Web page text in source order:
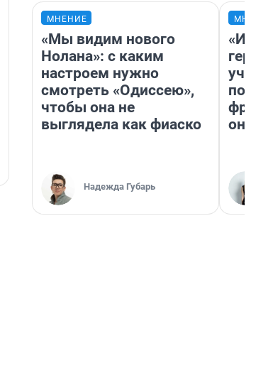
МНЕНИЕ
«Мы видим нового
Нолана»: с каким
настроем нужно
смотреть «Одиссею»,
чтобы она не
выглядела как фиаско
Надежда Губарь
учит
она